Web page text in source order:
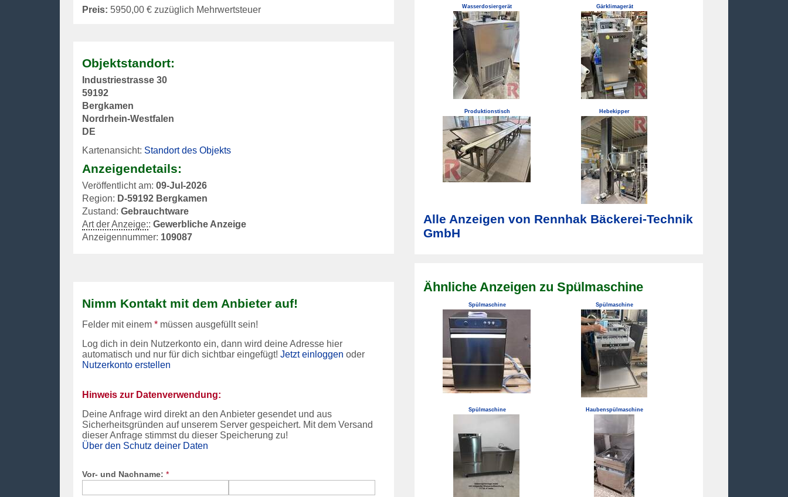
Preis: 5950,00 € zuzüglich Mehrwertsteuer
Objektstandort:
Industriestrasse 30
59192
Bergkamen
Nordrhein-Westfalen
DE
Kartenansicht: Standort des Objekts
Anzeigendetails:
Veröffentlicht am: 09-Jul-2026
Region: D-59192 Bergkamen
Zustand: Gebrauchtware
Art der Anzeige:: Gewerbliche Anzeige
Anzeigennummer: 109087
Nimm Kontakt mit dem Anbieter auf!
Felder mit einem *müssen ausgefüllt sein!
Log dich in dein Nutzerkonto ein, dann wird deine Adresse hier
automatisch und nur für dich sichtbar eingefügt! Jetzt einloggen oder
Nutzerkonto erstellen
Hinweis zur Datenverwendung:
Deine Anfrage wird direkt an den Anbieter gesendet und aus
Sicherheitsgründen auf unserem Server gespeichert. Mit dem Versand
dieser Anfrage stimmst du dieser Speicherung zu!
Über den Schutz deiner Daten
Vor- und Nachname: *
Wasserdosiergerät Gärklimagerät
Produktionstisch Hebekipper
Alle Anzeigen von Rennhak Bäckerei-Technik
GmbH
Ähnliche Anzeigen zu Spülmaschine
Spülmaschine Spülmaschine
Spülmaschine Haubenspülmaschine